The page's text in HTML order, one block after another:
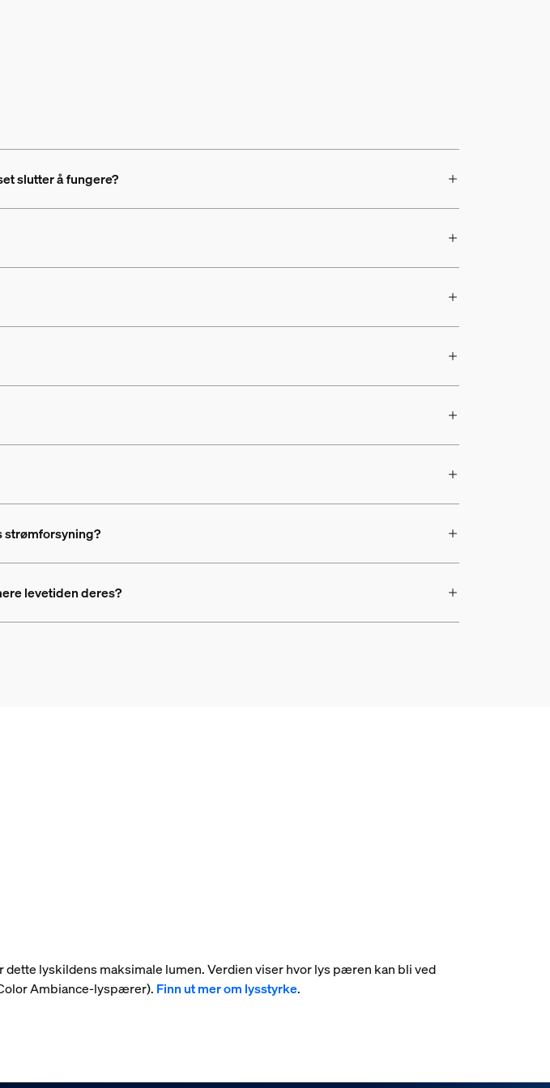
slutter å fungere?
strømforsyning?
levetiden deres?
lyskildens maksimale lumen. Verdien viser hvor lys pæren kan bli ved
Ambiance-lyspærer). Finn ut mer om lysstyrke.